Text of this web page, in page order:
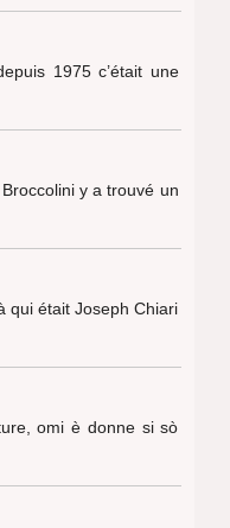
1975 c’était une
y a trouvé un
qui était Joseph Chiari
omi è donne si sò